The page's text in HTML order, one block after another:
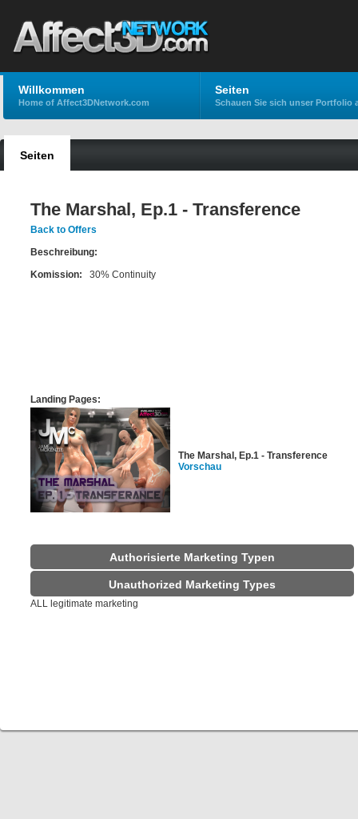
Willkommen
Home of Affect3DNetwork.com
Seiten
Schauen Sie sich unser Portfolio
Seiten
The Marshal, Ep.1 - Transference
Back to Offers
Beschreibung:
Komission: 30% Continuity
Landing Pages:
The Marshal, Ep.1 - Transference
Vorschau
Authorisierte Marketing Typen
Unauthorized Marketing Types
ALL legitimate marketing